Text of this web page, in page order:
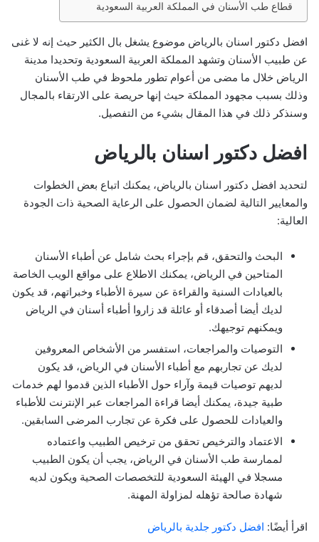
قطاع طب الأسنان في المملكة العربية السعودية
افضل دكتور اسنان بالرياض موضوع يشغل بال الكثير حيث إنه لا غنى
عن طبيب الأسنان وتشهد المملكة العربية السعودية وتحديدا مدينة
الرياض خلال ما مضى من أعوام تطور ملحوظ في طب الأسنان
وذلك بسبب مجهود المملكة حيث إنها حريصة على الارتقاء بالمجال
وسنذكر ذلك في هذا المقال بشيء من التفصيل.
افضل دكتور اسنان بالرياض
لتحديد افضل دكتور اسنان بالرياض، يمكنك اتباع بعض الخطوات
والمعايير التالية لضمان الحصول على الرعاية الصحية ذات الجودة
العالية:
البحث والتحقق، قم بإجراء بحث شامل عن أطباء الأسنان
المتاحين في الرياض، يمكنك الاطلاع على مواقع الويب الخاصة
بالعيادات السنية والقراءة عن سيرة الأطباء وخبراتهم، قد يكون
لديك أيضا أصدقاء أو عائلة قد زاروا أطباء أسنان في الرياض
ويمكنهم توجيهك.
التوصيات والمراجعات، استفسر من الأشخاص المعروفين
لديك عن تجاربهم مع أطباء الأسنان في الرياض، قد يكون
لديهم توصيات قيمة وآراء حول الأطباء الذين قدموا لهم خدمات
طبية جيدة، يمكنك أيضا قراءة المراجعات عبر الإنترنت للأطباء
والعيادات للحصول على فكرة عن تجارب المرضى السابقين.
الاعتماد والترخيص تحقق من ترخيص الطبيب واعتماده
لممارسة طب الأسنان في الرياض، يجب أن يكون الطبيب
مسجلا في الهيئة السعودية للتخصصات الصحية ويكون لديه
شهادة صالحة تؤهله لمزاولة المهنة.
اقرأ أيضًا: افضل دكتور جلدية بالرياض